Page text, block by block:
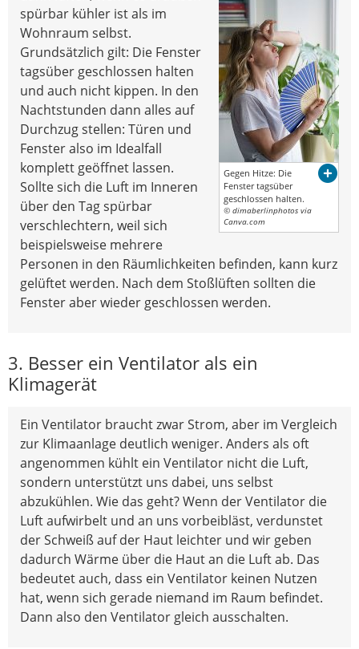
Gegen Hitze: Die
Fenster tagsüber
geschlossen halten.
© dimaberlinphotos via
Canva.com
spürbar kühler ist als im
Wohnraum selbst.
Grundsätzlich gilt: Die Fenster
tagsüber geschlossen halten
und auch nicht kippen. In den
Nachtstunden dann alles auf
Durchzug stellen: Türen und
Fenster also im Idealfall
komplett geöffnet lassen.
Sollte sich die Luft im Inneren
über den Tag spürbar
verschlechtern, weil sich
beispielsweise mehrere
Personen in den Räumlichkeiten befinden, kann kurz
gelüftet werden. Nach dem Stoßlüften sollten die
Fenster aber wieder geschlossen werden.
3. Besser ein Ventilator als ein
Klimagerät
Ein Ventilator braucht zwar Strom, aber im Vergleich
zur Klimaanlage deutlich weniger. Anders als oft
angenommen kühlt ein Ventilator nicht die Luft,
sondern unterstützt uns dabei, uns selbst
abzukühlen. Wie das geht? Wenn der Ventilator die
Luft aufwirbelt und an uns vorbeibläst, verdunstet
der Schweiß auf der Haut leichter und wir geben
dadurch Wärme über die Haut an die Luft ab. Das
bedeutet auch, dass ein Ventilator keinen Nutzen
hat, wenn sich gerade niemand im Raum befindet.
Dann also den Ventilator gleich ausschalten.